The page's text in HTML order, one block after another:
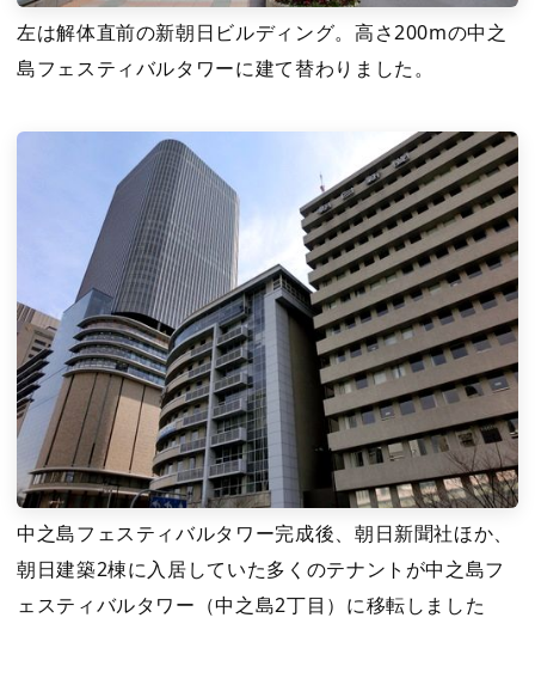
左は解体直前の新朝日ビルディング。高さ200mの中之
島フェスティバルタワーに建て替わりました。
中之島フェスティバルタワー完成後、朝日新聞社ほか、
朝日建築2棟に入居していた多くのテナントが中之島フ
ェスティバルタワー（中之島2丁目）に移転しました